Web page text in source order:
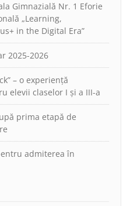
Gimnazială Nr. 1 Eforie
„Learning,
in the Digital Era”
2025-2026
– o experiență
elevii claselor I și a III-a
prima etapă de
admiterea în